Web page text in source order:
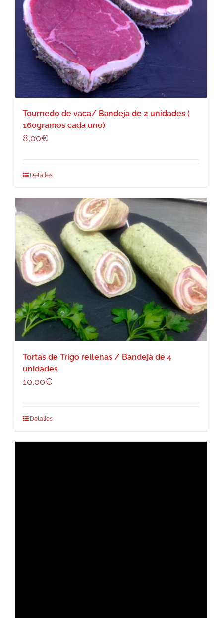
Tournedo de vaca/ Bandeja de 2 unidades (
160gramos cada uno)
8,00€
Detalles
Tortas de Trigo rellenas / Bandeja de 4
unidades
10,00€
Detalles